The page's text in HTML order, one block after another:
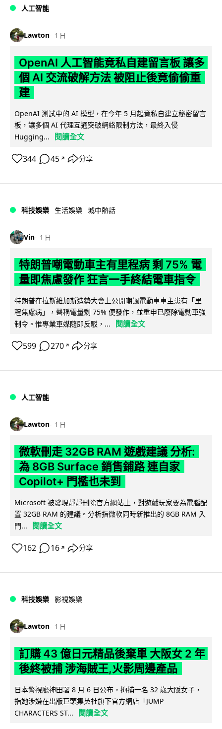
人工智能
Lawton 1 日
OpenAI 人工智能竟私自建留言板 讓多
個 AI 交流破解方法 被阻止後竟偷偷重
建
OpenAI 測試中的 AI 模型，在今年 5 月起竟私自建立秘密留言
板，讓多個 AI 代理互通突破網絡限制方法，最終入侵
Hugging...
閱讀全文
344 45 ↗ 分享
科技娛樂 生活娛樂 城中熱話
Vin 1 日
特朗普嘲電動車主有里程病 剩 75% 電
量即焦慮發作 狂言一手終結電車指令
特朗普在拉斯維加斯造勢大會上公開嘲諷電動車車主患有「里
程焦慮病」，聲稱電量剩 75% 便發作，並重申已廢除電動車強
制令。惟專業車媒隨即反駁，...
閱讀全文
599 270 ↗ 分享
人工智能
Lawton 1 日
微軟刪走 32GB RAM 遊戲建議 分析:
為 8GB Surface 銷售鋪路 連自家
Copilot+ 門檻也未到
Microsoft 被發現靜靜刪除官方網站上，對遊戲玩家要為電腦配
置 32GB RAM 的建議。分析指微軟同時新推出的 8GB RAM 入
門...
閱讀全文
162 16 ↗ 分享
科技娛樂 影視娛樂
Lawton 1 日
訂購 43 億日元精品後棄單 大阪女 2 年
後終被捕 涉海賊王,火影周邊產品
日本警視廳神田署 8 月 6 日公布，拘捕一名 32 歲大阪女子，
指她涉嫌在出版巨頭集英社旗下官方網店「JUMP
CHARACTERS ST...
閱讀全文